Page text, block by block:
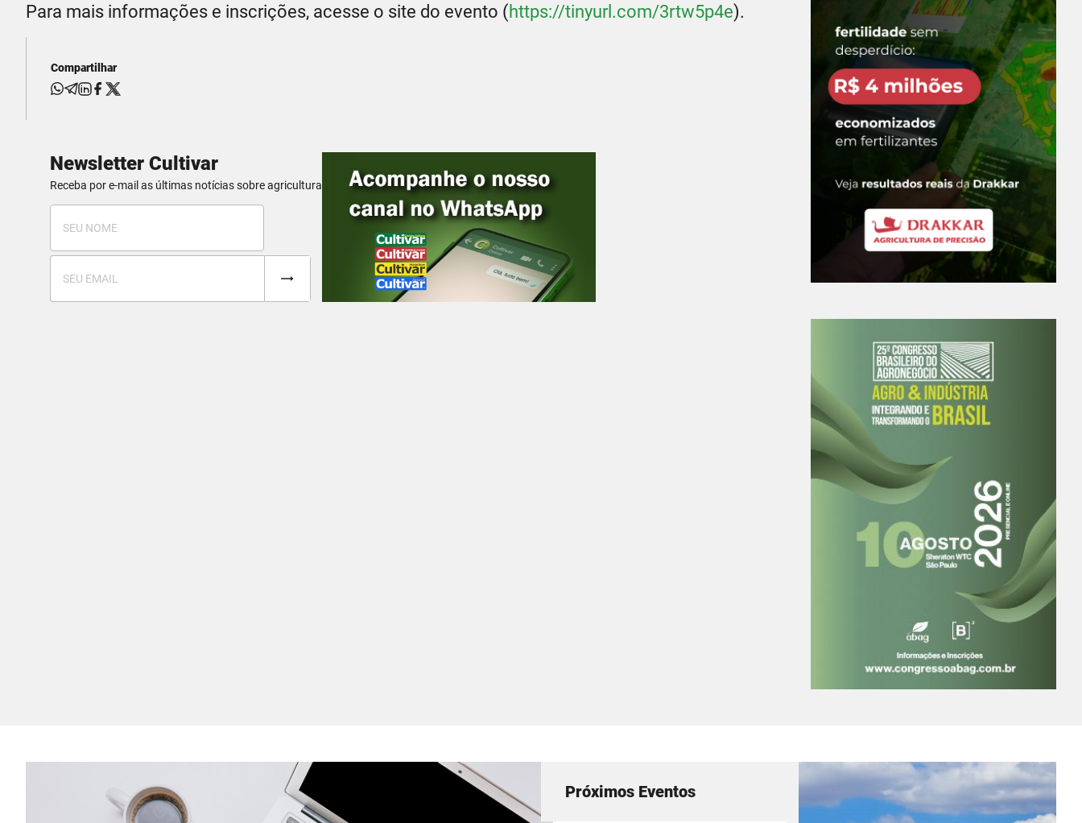
Para mais informações e inscrições, acesse o site do evento (https://tinyurl.com/3rtw5p4e).
Compartilhar
Newsletter Cultivar
Receba por e-mail as últimas notícias sobre agricultura
Próximos Eventos